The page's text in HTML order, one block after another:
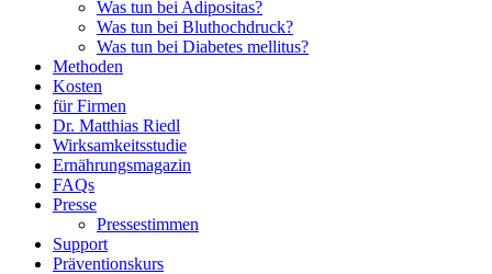
Was tun bei Adipositas?
Was tun bei Bluthochdruck?
Was tun bei Diabetes mellitus?
Methoden
Kosten
für Firmen
Dr. Matthias Riedl
Wirksamkeitsstudie
Ernährungsmagazin
FAQs
Presse
Pressestimmen
Support
Präventionskurs